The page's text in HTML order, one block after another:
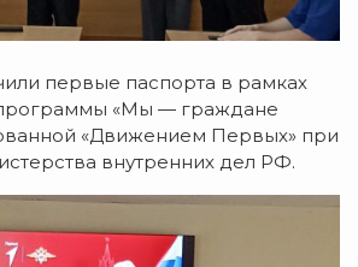
первые паспорта в рамках
«Мы — граждане
«Движением Первых» при
внутренних дел РФ.